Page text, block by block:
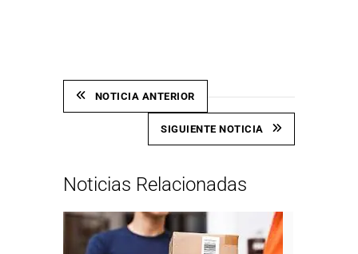
NOTICIA ANTERIOR
SIGUIENTE NOTICIA
Noticias Relacionadas